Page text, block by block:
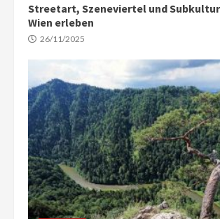
Streetart, Szeneviertel und
Wien erleben
26/11/2025